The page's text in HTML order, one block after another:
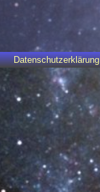
Datenschutzerklärung